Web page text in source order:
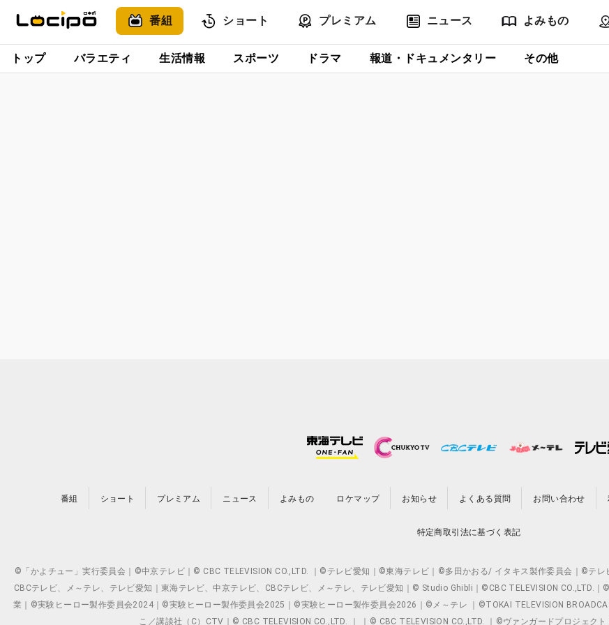
番組 ショート プレミアム ニュース よみもの
トップ バラエティ 生活情報 スポーツ ドラマ 報道・ドキュメンタリー その他
番組 ショート プレミアム ニュース よみもの ロケマップ お知らせ よくある質問 お問い合わせ
特定商取引法に基づく表記
©「かよチュー」実行委員会｜©中京テレビ｜© CBC TELEVISION CO.,LTD. ｜©テレビ愛知｜©東海テレビ｜©多田かおる/ イタキス製作委員会｜©テ
CBCテレビ、メ～テレ、テレビ愛知｜東海テレビ、中京テレビ、CBCテレビ、メ～テレ、テレビ愛知｜© Studio Ghibli｜©CBC TELEVISION CO.,LTD.
業｜©実験ヒーロー製作委員会2024｜©実験ヒーロー製作委員会2025｜©実験ヒーロー製作委員会2026｜©メ～テレ ｜©TOKAI TELEVISION
こ／講談社（C）CTV｜© CBC TELEVISION CO.,LTD. ｜ ｜© CBC TELEVISION CO.,LTD. ｜©ヴァンガードプロジェ